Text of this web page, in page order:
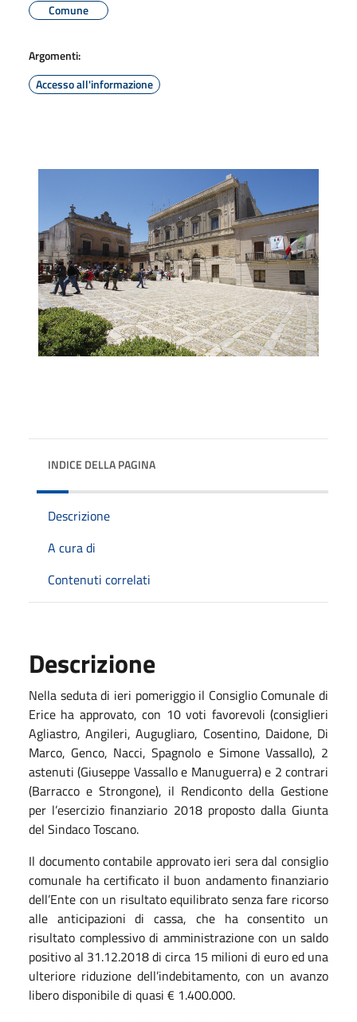
Comune
Argomenti:
Accesso all'informazione
INDICE DELLA PAGINA
Descrizione
A cura di
Contenuti correlati
Descrizione
Nella seduta di ieri pomeriggio il Consiglio Comunale di
Erice ha approvato, con 10 voti favorevoli (consiglieri
Agliastro, Angileri, Augugliaro, Cosentino, Daidone, Di
Marco, Genco, Nacci, Spagnolo e Simone Vassallo), 2
astenuti (Giuseppe Vassallo e Manuguerra) e 2 contrari
(Barracco e Strongone), il Rendiconto della Gestione
per l’esercizio finanziario 2018 proposto dalla Giunta
del Sindaco Toscano.
Il documento contabile approvato ieri sera dal consiglio
comunale ha certificato il buon andamento finanziario
dell’Ente con un risultato equilibrato senza fare ricorso
alle anticipazioni di cassa, che ha consentito un
risultato complessivo di amministrazione con un saldo
positivo al 31.12.2018 di circa 15 milioni di euro ed una
ulteriore riduzione dell’indebitamento, con un avanzo
libero disponibile di quasi € 1.400.000.